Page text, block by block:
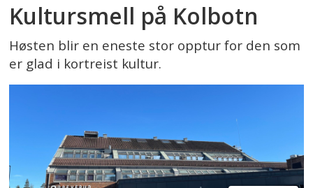
Kultursmell på Kolbotn
Høsten blir en eneste stor opptur for den som
er glad i kortreist kultur.